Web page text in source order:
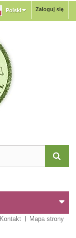
Zaloguj się
Polski
Kontakt Mapa strony